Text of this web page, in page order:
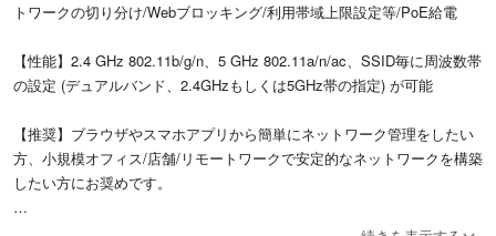
トワークの切り分け/Webブロッキング/利用帯域上限設定等/PoE給電
【性能】2.4 GHz 802.11b/g/n、5 GHz 802.11a/n/ac、SSID毎に周波数帯
の設定 (デュアルバンド、2.4GHzもしくは5GHz帯の指定) が可能
【推奨】ブラウザやスマホアプリから簡単にネットワーク管理をしたい
方、小規模オフィス/店舗/リモートワークで安定的なネットワークを構築
したい方にお奨めです。
【設置環境】本製品はインターネット回線やルータ機能は含まれておりま